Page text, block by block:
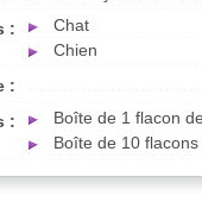
:
Chat
Chien
:
:
Boîte de 1 flacon
Boîte de 10